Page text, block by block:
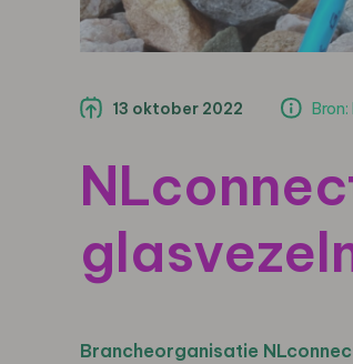
13 oktober 2022
Brancheorganisatie